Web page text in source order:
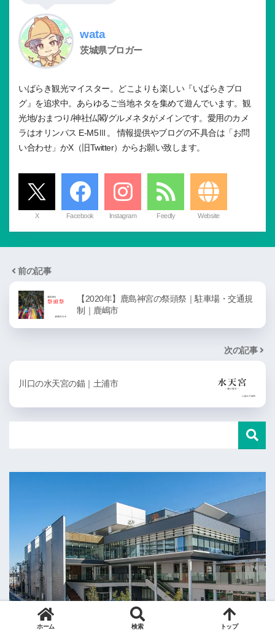
wata
茨城県ブロガー
いばらき観光マイスター。どこよりも楽しい『いばらきブロ
グ』を追求中。あらゆるご当地ネタを集めて遊んでいます。観
光地/おまつり/神社仏閣/グルメネタがメインです。愛用のカメ
ラはオリンパス E-M5Ⅲ。 情報提供やブログの不具合は「お問
い合わせ」かX（旧Twitter）からお願い致します。
X Facebook Instagram Feedly Website
前の記事
【2020年】鹿島神宮の祭頭祭｜駐車場・交通規
制｜鹿嶋市
次の記事
川口の水天宮の錨｜土浦市
ホーム 検索 トップ